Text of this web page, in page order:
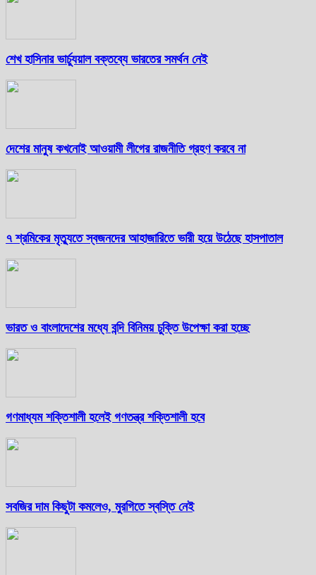
শেখ হাসিনার ভার্চ্যুয়াল বক্তব্যে ভারতের সমর্থন নেই
দেশের মানুষ কখনোই আওয়ামী লীগের রাজনীতি গ্রহণ করবে না
৭ শ্রমিকের মৃত্যুতে স্বজনদের আহাজারিতে ভারী হয়ে উঠেছে হাসপাতাল
ভারত ও বাংলাদেশের মধ্যে বন্দি বিনিময় চুক্তি উপেক্ষা করা হচ্ছে
গণমাধ্যম শক্তিশালী হলেই গণতন্ত্র শক্তিশালী হবে
সবজির দাম কিছুটা কমলেও, মুরগিতে স্বস্তি নেই